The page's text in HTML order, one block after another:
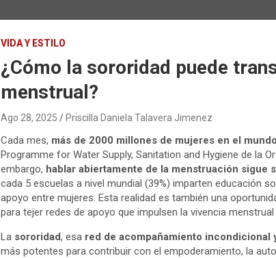
VIDA Y ESTILO
¿Cómo la sororidad puede
menstrual?
Ago 28, 2025 Priscilla Daniela Talavera Jimenez
Cada mes, más de 2000 millones de mujeres en el
Programme for Water Supply, Sanitation and Hygiene de la
embargo, hablar abiertamente de la menstruación sigue
cada 5 escuelas a nivel mundial (39%) imparten educación
apoyo entre mujeres. Esta realidad es también una
para tejer redes de apoyo que impulsen la vivencia
La sororidad, esa red de acompañamiento incondicional
más potentes para contribuir con el empoderamiento, la